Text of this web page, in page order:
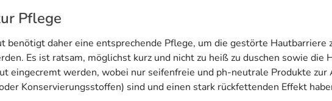
Pflege
daher eine entsprechende Pflege, um die gestörte Hautbarriere
Es ist ratsam, möglichst kurz und nicht zu heiß zu duschen sowie die
eingecremt werden, wobei nur seifenfreie und ph-neutrale Produkte
Konservierungsstoffen) sind und einen stark rückfettenden Effekt